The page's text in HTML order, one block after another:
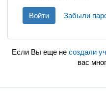
Войти Забыли
Если Вы еще не создали
вас